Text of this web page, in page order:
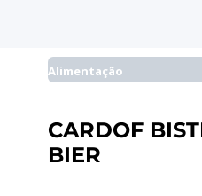
Alimentação
CARDOF
BIER